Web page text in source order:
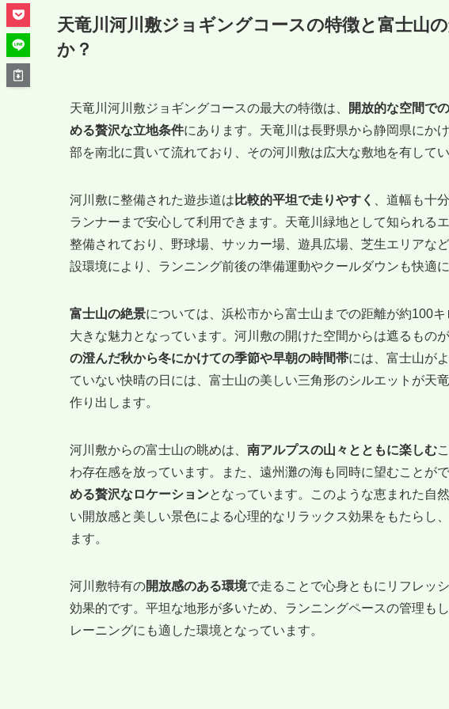
天竜川河川敷ジョギングコースの特徴と富士山
か？
天竜川河川敷ジョギングコースの最大の特徴は、 開放的な空間で
める贅沢な立地条件にあります。天竜川は長野県から静岡県にか
部を南北に貫いて流れており、その河川敷は広大な敷地を有してい
河川敷に整備された遊歩道は 比較的平坦で走りやすく
、道幅も十
ランナーまで安心して利用できます。天竜川緑地として知られる
整備されており、野球場、サッカー場、遊具広場、芝生エリアな
設環境により、ランニング前後の準備運動やクールダウンも快適
富士山の絶景については、浜松市から富士山までの距離が約100
大きな魅力となっています。河川敷の開けた空間からは遮るもの
の澄んだ秋から冬にかけての季節や早朝の時間帯には、富士山が
ていない快晴の日には、富士山の美しい三角形のシルエットが天
作り出します。
河川敷からの富士山の眺めは、 南アルプスの山々とともに楽しむ
わ存在感を放っています。また、遠州灘の海も同時に望むことが
める贅沢なロケーションとなっています。このような恵まれた自
い開放感と美しい景色による心理的なリラックス効果をもたらし
ます。
河川敷特有の開放感のある環境で走ることで心身ともにリフレッ
効果的です。平坦な地形が多いため、ランニングペースの管理も
レーニングにも適した環境となっています。